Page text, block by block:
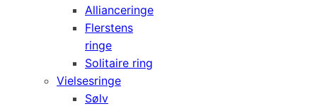
Allianceringe
Flerstens
ringe
Solitaire ring
Vielsesringe
Sølv